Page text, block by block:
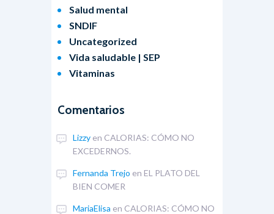
Salud mental
SNDIF
Uncategorized
Vida saludable | SEP
Vitaminas
Comentarios
Lizzy en CALORIAS: CÓMO NO
EXCEDERNOS.
Fernanda Trejo enEL PLATO DEL
BIEN COMER
MariaElisa en CALORIAS: CÓMO NO